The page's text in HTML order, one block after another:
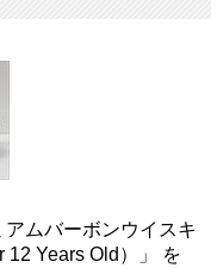
ムバーボンウイスキ
12 Years Old）」 を